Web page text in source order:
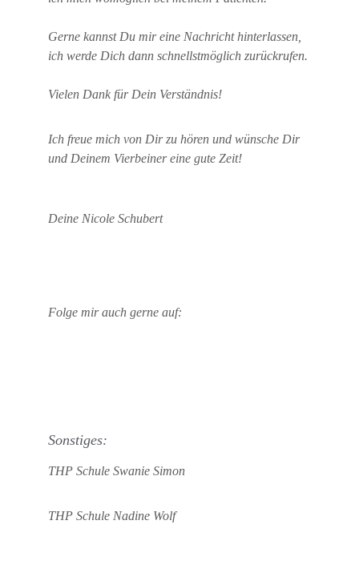
Gerne kannst Du mir eine Nachricht hinterlassen,
ich werde Dich dann schnellstmöglich zurückrufen.
Vielen Dank für Dein Verständnis!
Ich freue mich von Dir zu hören und wünsche Dir
und Deinem Vierbeiner eine gute Zeit!
Deine Nicole Schubert
Folge mir auch gerne auf:
Sonstiges:
THP Schule Swanie Simon
THP Schule Nadine Wolf